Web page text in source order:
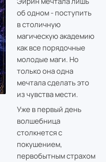
об одном - поступить
в столичную
магическую академию
как все порядочные
молодые маги. Но
только она одна
мечтала сделать это
из чувства мести.
Уже в первый день
волшебница
столкнется с
покушением,
первобытным страхом